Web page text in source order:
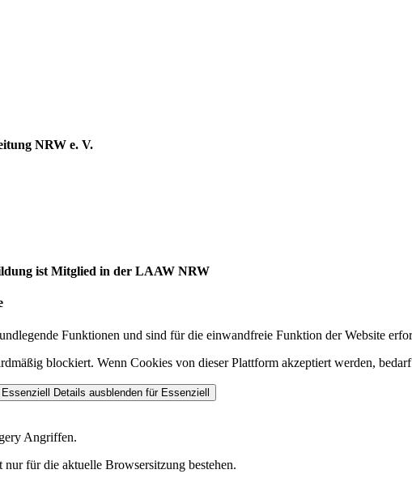
NRW e. V.
ist Mitglied in der LAAW NRW
Funktionen und sind für die einwandfreie Funktion der Website
blockiert. Wenn Cookies von dieser Plattform akzeptiert werden,
Details ausblenden für Essenziell
Angriffen.
nur für die aktuelle Browsersitzung bestehen.